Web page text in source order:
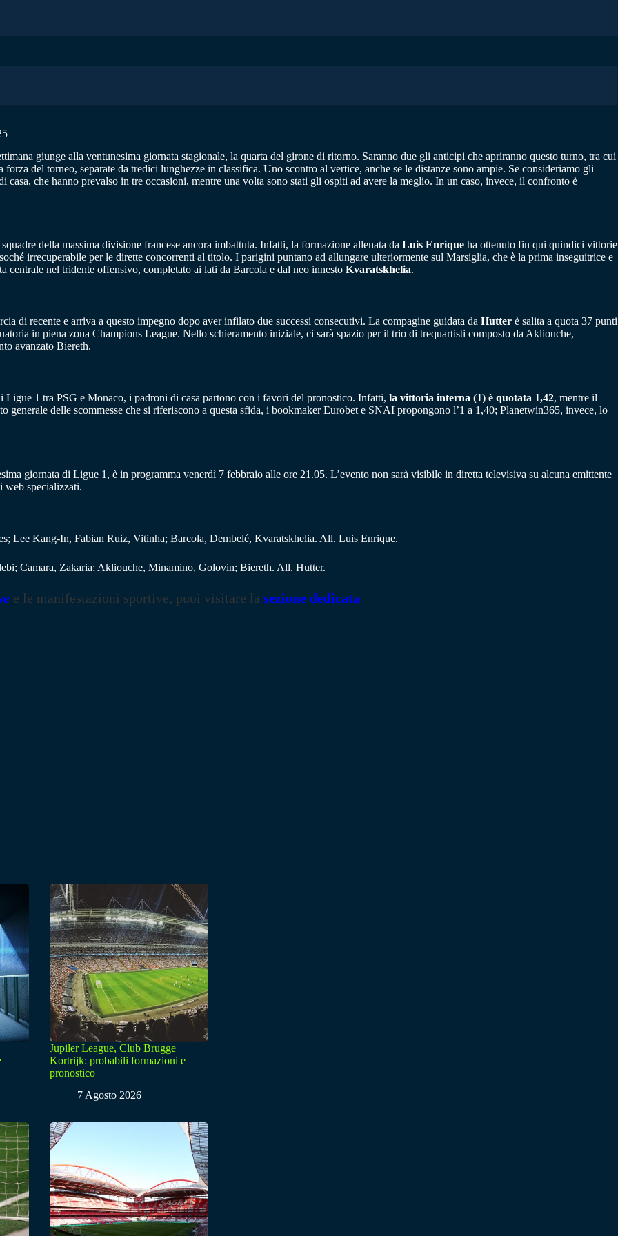
giunge alla ventunesima giornata stagionale, la quarta del girone di ritorno. Saranno due gli anticipi che apriranno questo turno, tra cui
forza del torneo, separate da tredici lunghezze in classifica. Uno scontro al vertice, anche se le distanze sono ampie. Se consideriamo gli
che hanno prevalso in tre occasioni, mentre una volta sono stati gli ospiti ad avere la meglio. In un caso, invece, il confronto è
della massima divisione francese ancora imbattuta. Infatti, la formazione allenata da Luis Enrique ha ottenuto fin qui quindici vittorie
irrecuperabile per le dirette concorrenti al titolo. I parigini puntano ad allungare ulteriormente sul Marsiglia, che è la prima inseguitrice e
nel tridente offensivo, completato ai lati da Barcola e dal neo innesto Kvaratskhelia.
di recente e arriva a questo impegno dopo aver infilato due successi consecutivi. La compagine guidata da Hutter è salita a quota 37 punti
in piena zona Champions League. Nello schieramento iniziale, ci sarà spazio per il trio di trequartisti composto da Akliouche,
avanzato Biereth.
Ligue 1 tra PSG e Monaco, i padroni di casa partono con i favori del pronostico. Infatti, la vittoria interna (1) è quotata 1,42, mentre il
generale delle scommesse che si riferiscono a questa sfida, i bookmaker Eurobet e SNAI propongono l’1 a 1,40; Planetwin365, invece, lo
giornata di Ligue 1, è in programma venerdì 7 febbraio alle ore 21.05. L’evento non sarà visibile in diretta televisiva su alcuna emittente
web specializzati.
Lee Kang-In, Fabian Ruiz, Vitinha; Barcola, Dembelé, Kvaratskhelia. All. Luis Enrique.
Camara, Zakaria; Akliouche, Minamino, Golovin; Biereth. All. Hutter.
e le manifestazioni sportive, puoi visitare la sezione dedicata
Jupiler League, Club Brugge
Kortrijk: probabili formazioni e
pronostico
7 Agosto 2026